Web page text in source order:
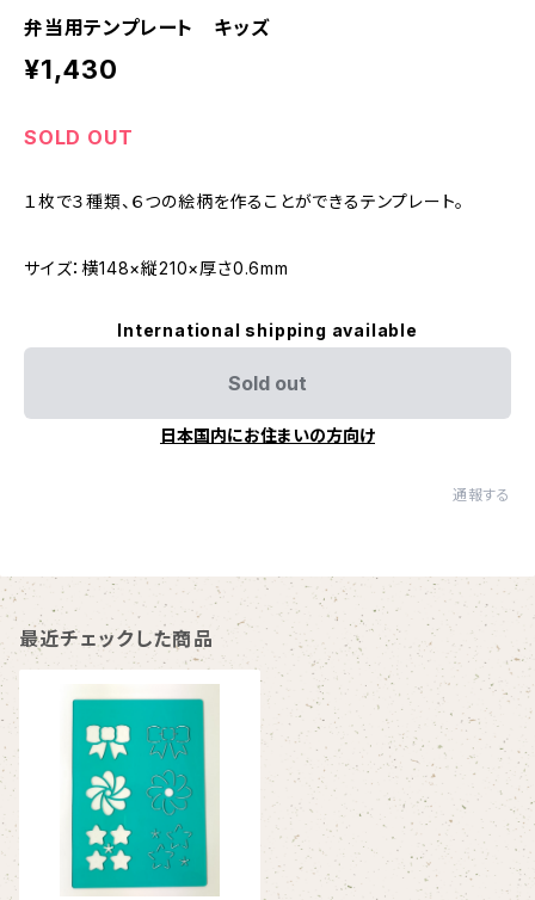
弁当用テンプレート キッズ
¥1,430
SOLD OUT
１枚で３種類、６つの絵柄を作ることができるテンプレート。
サイズ：横148×縦210×厚さ0.6mm
International shipping available
Sold out
日本国内にお住まいの方向け
通報する
最近チェックした商品